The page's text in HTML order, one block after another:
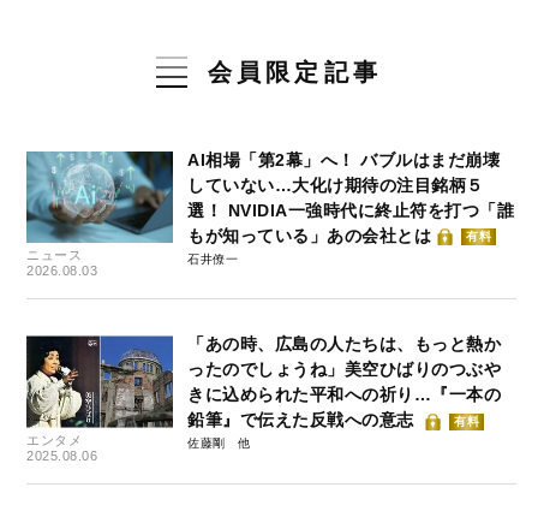
会員限定記事
ニュース
2026.08.03
AI相場「第2幕」へ！ バブルはまだ崩壊
していない…大化け期待の注目銘柄５
選！ NVIDIA一強時代に終止符を打つ「誰
もが知っている」あの会社とは
有料
石井僚一
エンタメ
2025.08.06
「あの時、広島の人たちは、もっと熱か
ったのでしょうね」美空ひばりのつぶや
きに込められた平和への祈り…『一本の
鉛筆』で伝えた反戦への意志
有料
佐藤剛